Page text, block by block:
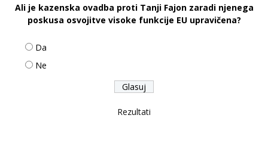
Ali je kazenska ovadba proti Tanji Fajon zaradi njenega
poskusa osvojitve visoke funkcije EU upravičena?
Da
Ne
Rezultati